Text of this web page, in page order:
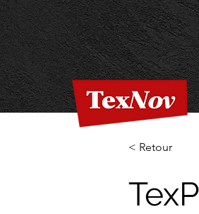
< Retour